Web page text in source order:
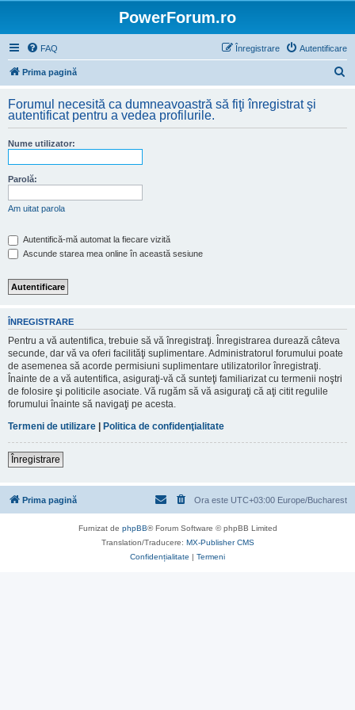
PowerForum.ro
FAQ Autentificare
Înregistrare
Prima pagină
t
Forumul necesită ca dumneavoastră să fiţi înregistrat şi
autentificat pentru a vedea profilurile.
Nume utilizator:
Parolă:
Am uitat parola
Autentifică-mă automat la fiecare vizită
Ascunde starea mea online în această sesiune
ÎNREGISTRARE
Pentru a vă autentifica, trebuie să vă înregistraţi. Înregistrarea durează câteva
secunde, dar vă va oferi facilităţi suplimentare. Administratorul forumului poate
de asemenea să acorde permisiuni suplimentare utilizatorilor înregistraţi.
Înainte de a vă autentifica, asiguraţi-vă că sunteţi familiarizat cu termenii noştri
de folosire şi politicile asociate. Vă rugăm să vă asiguraţi că aţi citit regulile
forumului înainte să navigaţi pe acesta.
Termeni de utilizare | Politica de confidenţialitate
Înregistrare
Prima pagină Ora este UTC+03:00 Europe/Bucharest
Furnizat de phpBB® Forum Software © phpBB Limited
Translation/Traducere: MX-Publisher CMS
Confidențialitate | Termeni